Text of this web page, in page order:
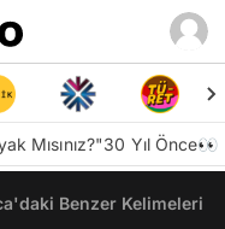
Mısınız?"30 Yıl Önce👀
Benzer Kelimeleri